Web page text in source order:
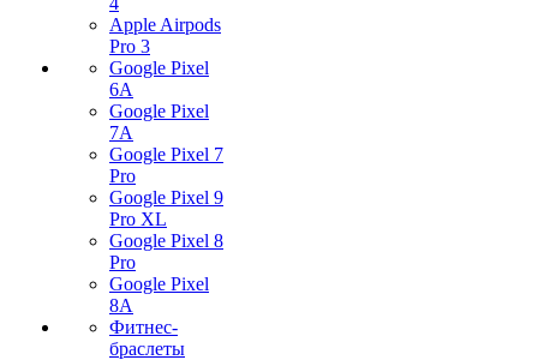
Apple Airpods
Pro 3
Google Pixel
6A
Google Pixel
7А
Google Pixel 7
Pro
Google Pixel 9
Pro XL
Google Pixel 8
Pro
Google Pixel
8A
Фитнес-
браслеты